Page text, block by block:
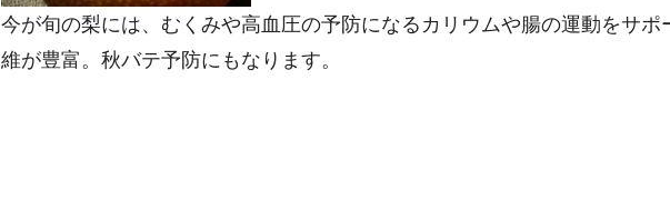
今が旬の梨には、むくみや高血圧の予防になるカリウムや腸の運動をサポ
維が豊富。秋バテ予防にもなります。